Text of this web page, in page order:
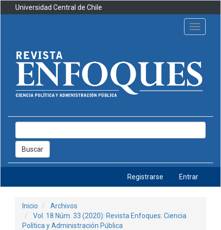
Navegación
principal
lateral
Universidad Central de Chile
Toggle
Buscar
Registrarse Entrar
Inicio
Archivos
Vol. 18 Núm. 33 (2020): Revista Enfoques: Ciencia
Política y Administración Pública